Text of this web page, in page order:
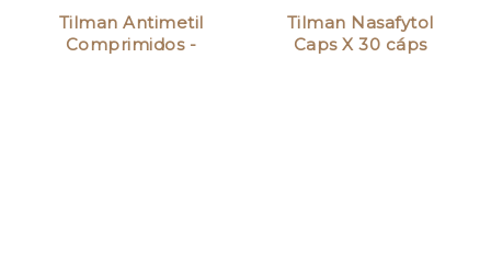
Tilman Antimetil
Comprimidos -
Tilman Nasafytol
Caps X 30 cáps